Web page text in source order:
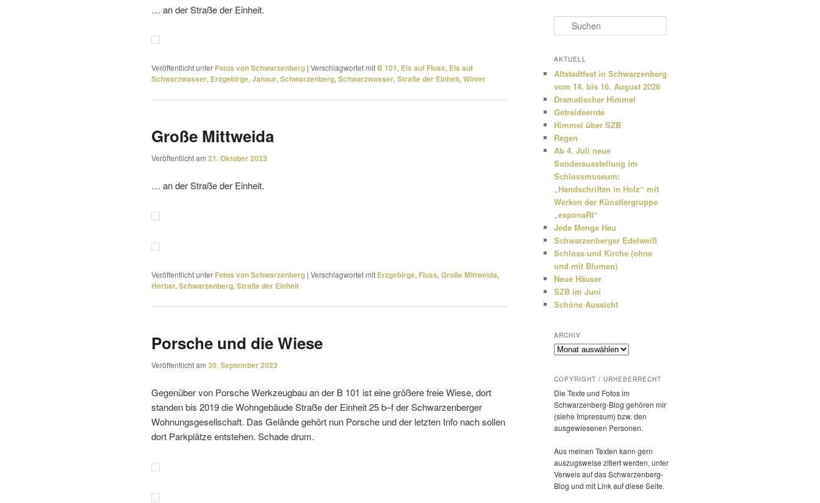
… an der Straße der Einheit.
Veröffentlicht unter Fotos von Schwarzenberg | Verschlagwortet mit B 101, Eis auf Fluss, Eis auf
Schwarzwasser, Erzgebirge, Janaur, Schwarzenberg, Schwarzwasser, Straße der Einheit, Winter
Große Mittweida
Veröffentlicht am 21. Oktober 2023
… an der Straße der Einheit.
Veröffentlicht unter Fotos von Schwarzenberg | Verschlagwortet mit Erzgebirge, Fluss, Große Mittweida,
Herbst, Schwarzenberg, Straße der Einheit
Porsche und die Wiese
Veröffentlicht am 30. September 2023
Gegenüber von Porsche Werkzeugbau an der B 101 ist eine größere freie Wiese, dort
standen bis 2019 die Wohngebäude Straße der Einheit 25 b–f der Schwarzenberger
Wohnungsgesellschaft. Das Gelände gehört nun Porsche und der letzten Info nach sollen
dort Parkplätze entstehen. Schade drum.
u
h
n
AKTUELL
Altstadtfest in Schwarzenberg
vom 14. bis 16. August 2026
Dramatischer Himmel
Getreideernte
Himmel über SZB
Regen
Ab 4. Juli neue
Sonderausstellung im
Schlossmuseum:
„Handschriften in Holz“ mit
Werken der Künstlergruppe
„exponaRt“
Jede Menge Heu
Schwarzenberger Edelweiß
Schloss und Kirche (ohne
und mit Blumen)
Neue Häuser
SZB im Juni
Schöne Aussicht
ARCHIV
Archiv
COPYRIGHT / URHEBERRECHT
Die Texte und Fotos im
Schwarzenberg-Blog gehören mir
(siehe Impressum) bzw. den
ausge­wie­senen Personen.
Aus meinen Texten kann gern
auszugs­weise zitiert werden, unter
Verweis auf das Schwarzenberg-
Blog und mit Link auf diese Seite.